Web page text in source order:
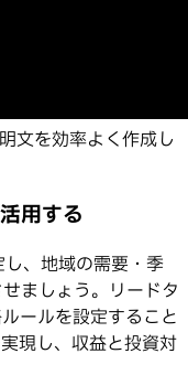
文を効率よく作成し
用する
、地域の需要・季
ましょう。リードタ
ールを設定すること
現し、収益と投資対